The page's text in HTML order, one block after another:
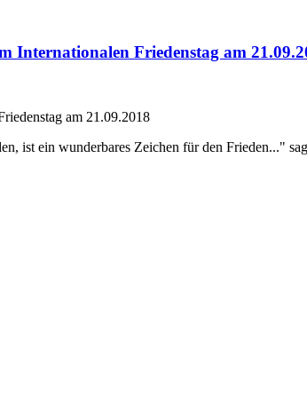
Internationalen Friedenstag am
am 21.09.2018
ist ein wunderbares Zeichen für den Frieden..."